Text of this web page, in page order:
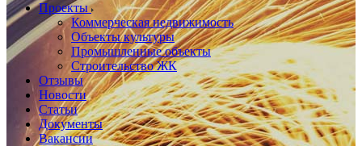
Проекты
Коммерческая недвижимость
Объекты культуры
Промышленные объекты
Строительство ЖК
Отзывы
Новости
Статьи
Документы
Вакансии